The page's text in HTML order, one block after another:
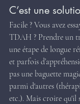
C’est une
Facile ? Vous avez
TDAH ? Prendre un
une étape de longue
et parfois
pas une baguette
parmi d'autres
etc.). Mais croire qu'il